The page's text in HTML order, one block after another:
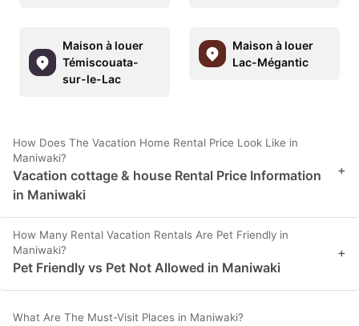
Maison à louer
Témiscouata-
sur-le-Lac
Maison à louer
Lac-Mégantic
How Does The Vacation Home Rental Price Look Like in
Maniwaki?
Vacation cottage & house Rental Price Information
in Maniwaki
+
How Many Rental Vacation Rentals Are Pet Friendly in
Maniwaki?
Pet Friendly vs Pet Not Allowed in Maniwaki
+
What Are The Must-Visit Places in Maniwaki?